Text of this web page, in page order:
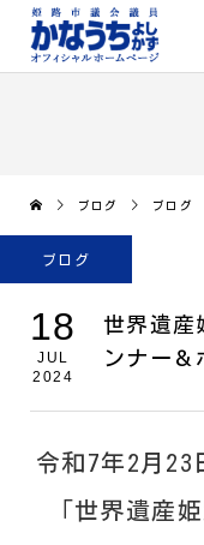
ブログ ブログ
ブログ
18
JUL
2024
世界遺産
ンナー＆
令和7年2月23
「世界遺産